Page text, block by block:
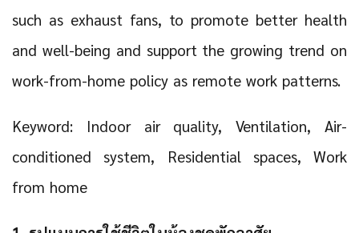
such as exhaust fans, to promote better health
and well-being and support the growing trend on
work-from-home policy as remote work patterns.
Keyword: Indoor air quality, Ventilation, Air-
conditioned system, Residential spaces, Work
from home